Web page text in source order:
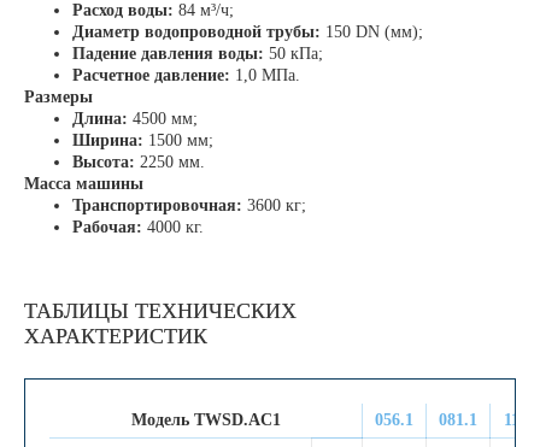
Расход воды: 84 м³/ч;
Диаметр водопроводной трубы: 150 DN (мм);
Падение давления воды: 50 кПа;
Расчетное давление: 1,0 МПа.
Размеры
Длина: 4500 мм;
Ширина: 1500 мм;
Высота: 2250 мм.
Масса машины
Транспортировочная: 3600 кг;
Рабочая: 4000 кг.
ТАБЛИЦЫ ТЕХНИЧЕСКИХ
ХАРАКТЕРИСТИК
Модель TWSD.AC1 056.1 081.1 111.2